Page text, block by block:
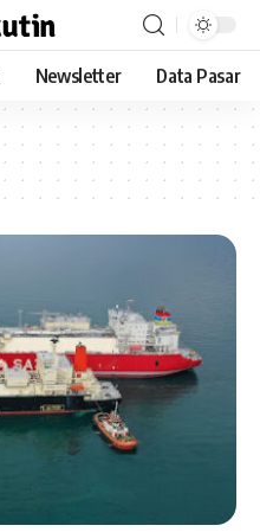
Newsletter Data Pasar